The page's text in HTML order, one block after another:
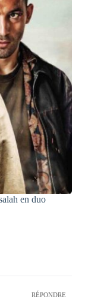
en duo
RÉPONDRE